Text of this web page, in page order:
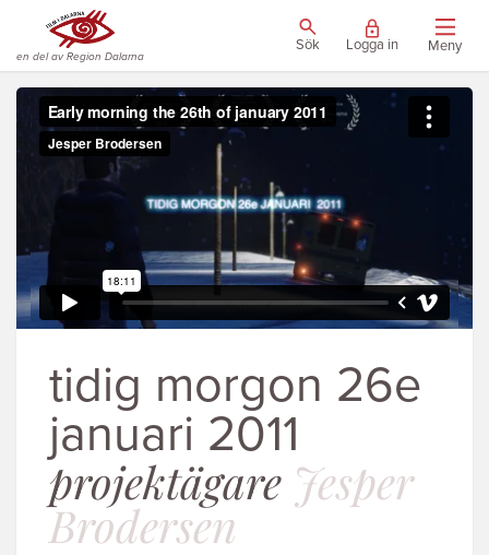
en del av Region Dalarna
Sök Logga in Meny
tidig morgon 26e
januari 2011
projektägare Jesper
Brodersen